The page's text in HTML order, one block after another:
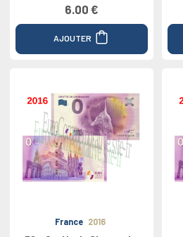
6.00 €
AJOUTER
France 2016